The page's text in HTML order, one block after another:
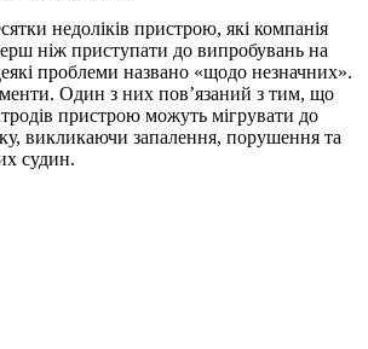
недоліків пристрою, які компанія
ніж приступати до випробувань на
проблеми названо «щодо незначних».
Один з них пов’язаний з тим, що
пристрою можуть мігрувати до
викликаючи запалення, порушення та
судин.